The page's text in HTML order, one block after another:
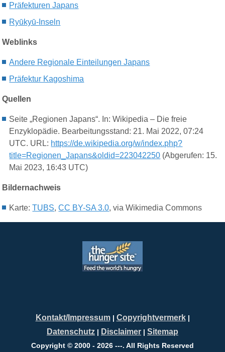
Präfekturen Japans
Ryūkyū-Inseln
Weblinks
Andere Regionale Einteilungen Japans
Präfektur Kagoshima
Quellen
Seite „Regionen Japans“. In: Wikipedia – Die freie
Enzyklopädie. Bearbeitungsstand: 21. Mai 2022, 07:24
UTC. URL: https://de.wikipedia.org/w/index.php?
title=Regionen_Japans&oldid=223042250 (Abgerufen: 15.
Mai 2023, 16:43 UTC)
Bildernachweis
Karte:TUBS,CC BY-SA 3.0, via Wikimedia Commons
Kontakt/Impressum| Copyrightvermerk|
Datenschutz | Disclaimer | Sitemap
Copyright © 2000 - 2026 ---. All Rights Reserved